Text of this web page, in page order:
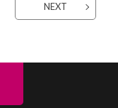
NEXT